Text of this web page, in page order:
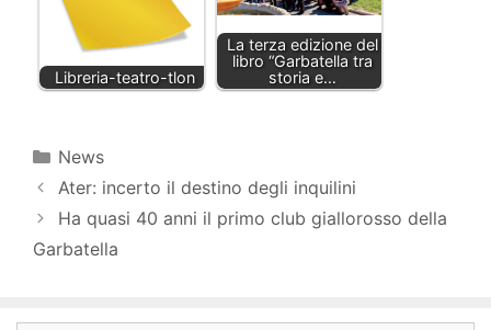
Libreria-teatro-tlon
La terza edizione del
libro “Garbatella tra
storia e…
Categorie
News
Ater: incerto il destino degli inquilini
Ha quasi 40 anni il primo club giallorosso della
Garbatella